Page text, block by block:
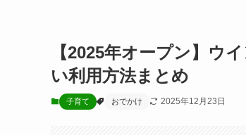
【2025年オープン】ウ
い利用方法まとめ
子育て おでかけ 2025年12月23日